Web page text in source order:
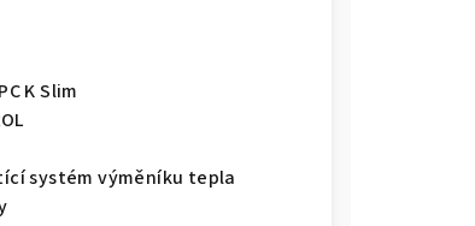
K Slim
systém výměníku tepla